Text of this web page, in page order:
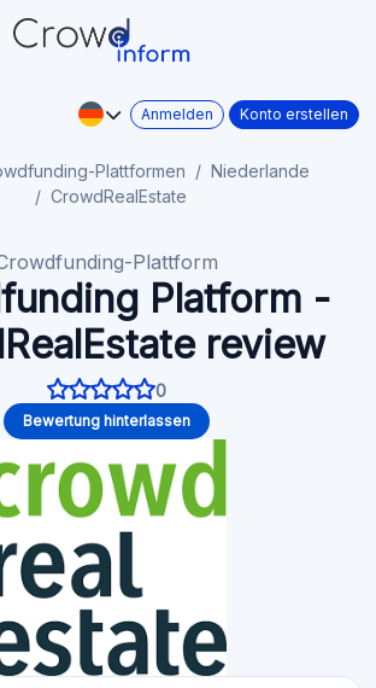
Anmelden Konto erstellen
Plattformen
Niederlande
CrowdRealEstate
Plattform
Platform -
review
0
Bewertung hinterlassen